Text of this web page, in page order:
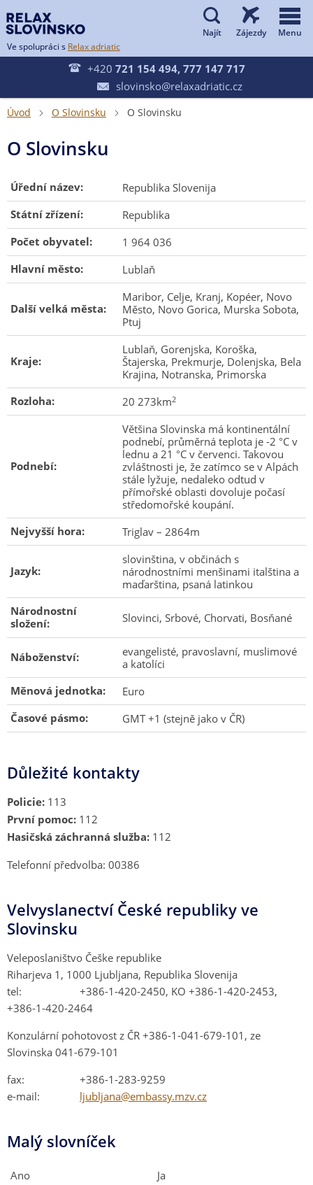
Ve spolupráci s Relax adriatic
 
 +420 721 154 494, 777 147 717
 slovinsko@relaxadriatic.cz
Úvod  O Slovinsku  O Slovinsku
O Slovinsku
Úřední název: Republika Slovenija
Státní zřízení: Republika
Počet obyvatel: 1 964 036
Hlavní město: Lublaň
Další velká města:
Maribor, Celje, Kranj, Kopéer, Novo
Město, Novo Gorica, Murska Sobota,
Ptuj
Kraje:
Lublaň, Gorenjska, Koroška,
Štajerska, Prekmurje, Dolenjska, Bela
Krajina, Notranska, Primorska
Rozloha: 20 273km2
Podnebí:
Většina Slovinska má kontinentální
podnebí, průměrná teplota je -2 °C v
lednu a 21 °C v červenci. Takovou
zvláštnosti je, že zatímco se v Alpách
stále lyžuje, nedaleko odtud v
přímořské oblasti dovoluje počasí
středomořské koupání.
Nejvyšší hora: Triglav – 2864m
Jazyk:
slovinština, v občinách s
národnostními menšinami italština a
maďarština, psaná latinkou
Národnostní
složení:
Slovinci, Srbové, Chorvati, Bosňané
Náboženství:
evangelisté, pravoslavní, muslimové
a katolíci
Měnová jednotka: Euro
Časové pásmo: GMT +1 (stejně jako v ČR)
Důležité kontakty
Policie: 113
První pomoc: 112
Hasičská záchranná služba: 112
Telefonní předvolba: 00386
Velvyslanectví České republiky ve
Slovinsku
Veleposlaništvo Češke republike
Riharjeva 1, 1000 Ljubljana, Republika Slovenija
tel:
+386-1-420-2450, KO +386-1-420-2453,
+386-1-420-2464
Konzulární pohotovost z ČR +386-1-041-679-101, ze
Slovinska 041-679-101
fax:
+386-1-283-9259
e-mail:
ljubljana@embassy.mzv.cz
Malý slovníček
Ano
Ja